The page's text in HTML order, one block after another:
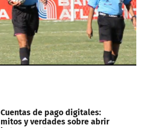
Cuentas de pago digitales:
mitos y verdades sobre abrir